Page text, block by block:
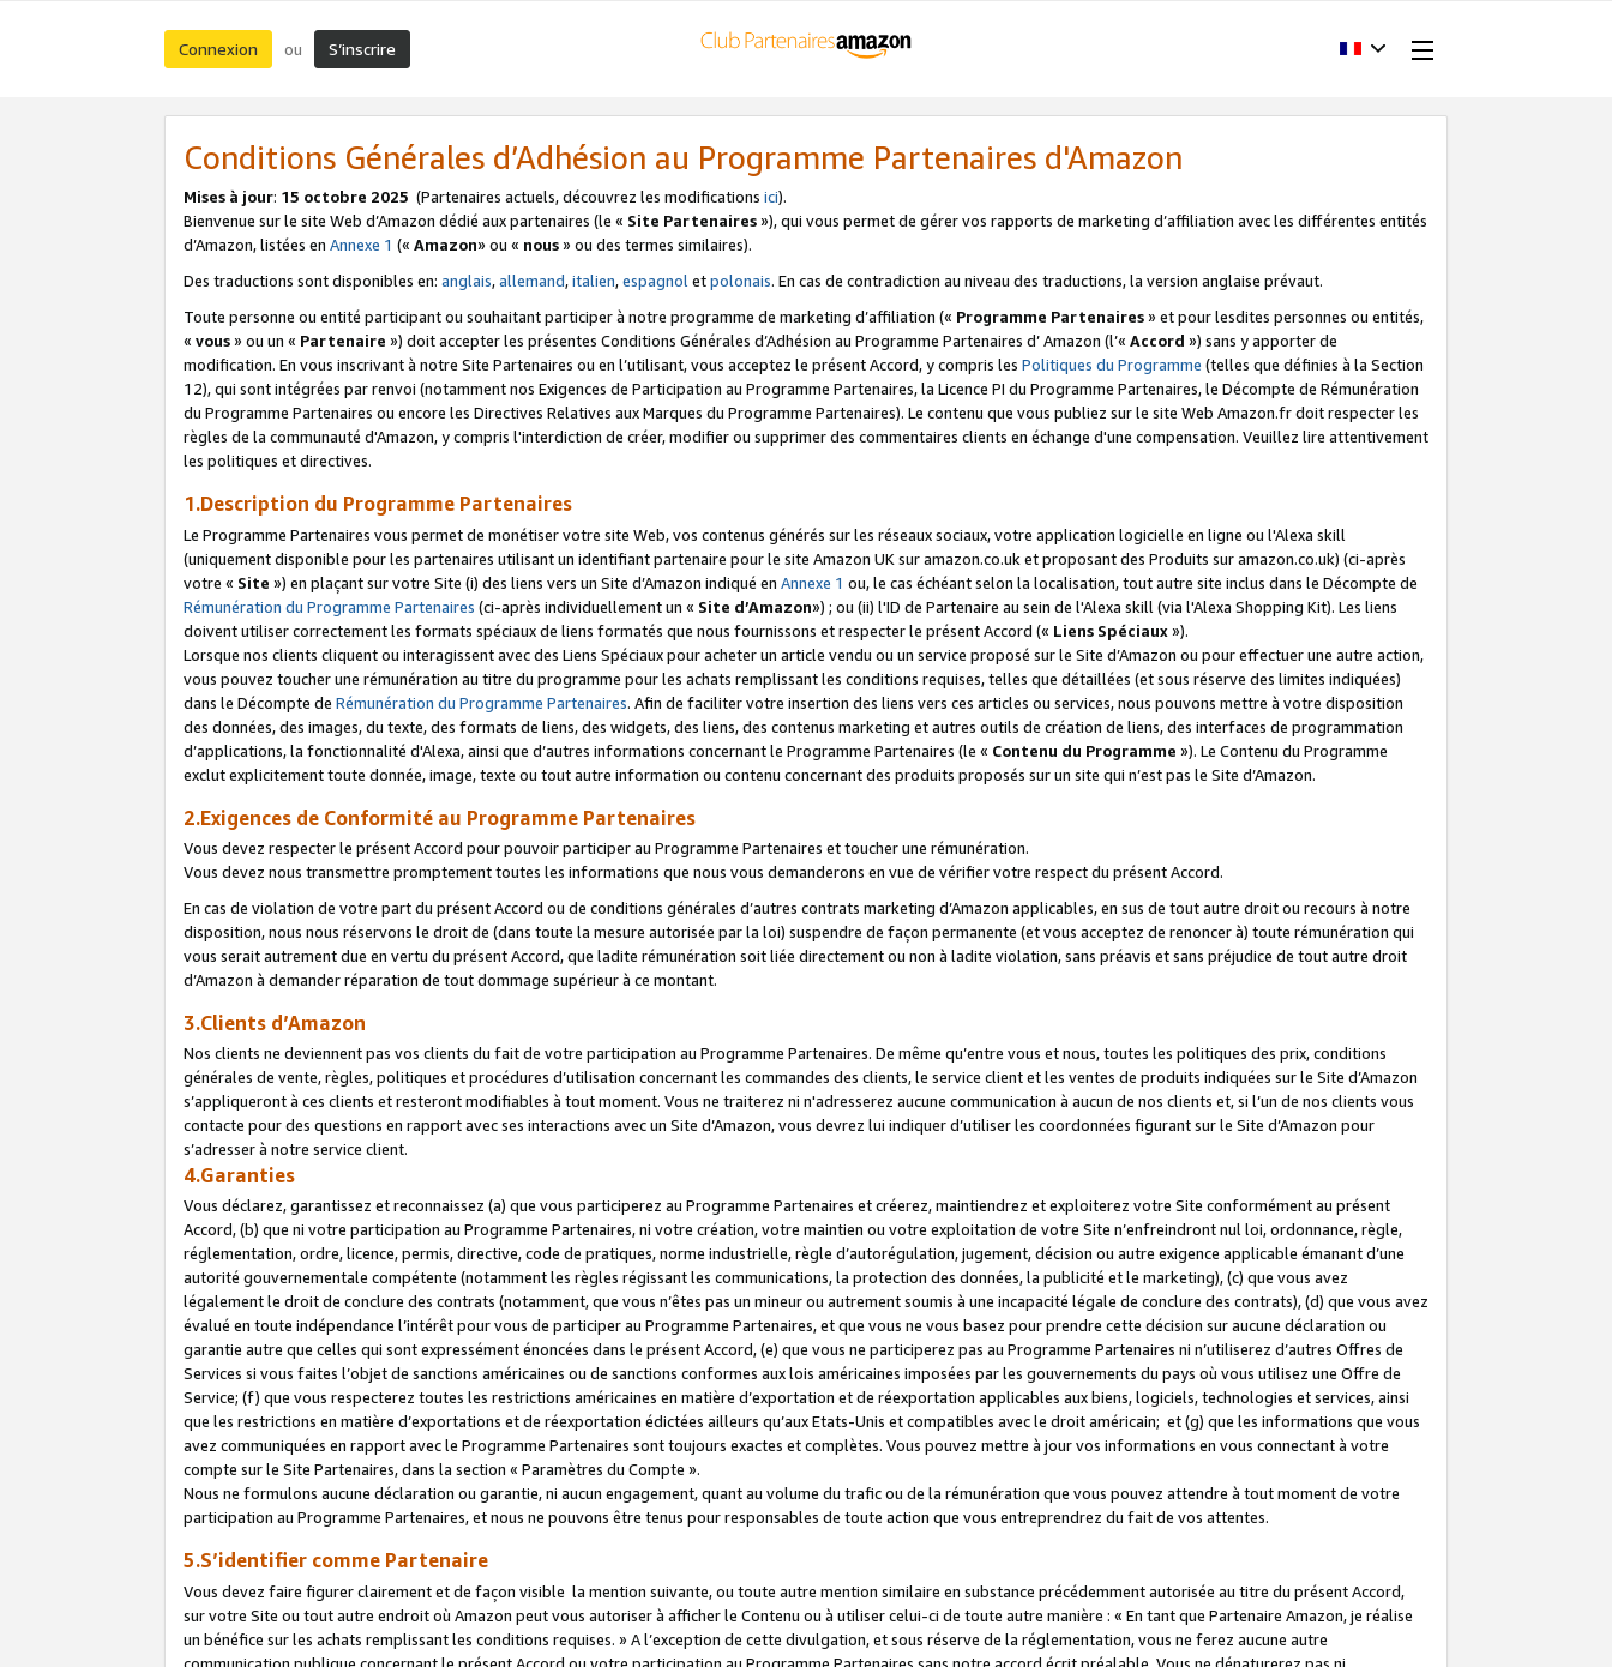
Connexion ou S’inscrire
Conditions Générales d’Adhésion au Programme Partenaires d'Amazon
Mises à jour: 15 octobre 2025 (Partenaires actuels, découvrez les modifications ici).
Bienvenue sur le site Web d’Amazon dédié aux partenaires (le « Site Partenaires»), qui vous permet de gérer vos rapports de marketing d’affiliation avec les différentes entités
d’Amazon, listées en Annexe 1 (« Amazon» ou « nous» ou des termes similaires).
Des traductions sont disponibles en: anglais,allemand,italien,espagnoletpolonais. En cas de contradiction au niveau des traductions, la version anglaise prévaut.
Toute personne ou entité participant ou souhaitant participer à notre programme de marketing d’affiliation (« Programme Partenaires» et pour lesdites personnes ou entités,
« vous» ou un « Partenaire ») doit accepter les présentes Conditions Générales d’Adhésion au Programme Partenaires d’ Amazon (l’« Accord ») sans y apporter de
modification. En vous inscrivant à notre Site Partenaires ou en l’utilisant, vous acceptez le présent Accord, y compris les Politiques du Programme (telles que définies à la Section
12), qui sont intégrées par renvoi (notamment nos Exigences de Participation au Programme Partenaires, la Licence PI du Programme Partenaires, le Décompte de Rémunération
du Programme Partenaires ou encore les Directives Relatives aux Marques du Programme Partenaires). Le contenu que vous publiez sur le site Web Amazon.fr doit respecter les
règles de la communauté d'Amazon, y compris l'interdiction de créer, modifier ou supprimer des commentaires clients en échange d'une compensation. Veuillez lire attentivement
les politiques et directives.
1.Description du Programme Partenaires
Le Programme Partenaires vous permet de monétiser votre site Web, vos contenus générés sur les réseaux sociaux, votre application logicielle en ligne ou l'Alexa skill
(uniquement disponible pour les partenaires utilisant un identifiant partenaire pour le site Amazon UK sur amazon.co.uk et proposant des Produits sur amazon.co.uk) (ci-après
votre « Site ») en plaçant sur votre Site (i) des liens vers un Site d’Amazon indiqué en Annexe 1 ou, le cas échéant selon la localisation, tout autre site inclus dans le Décompte de
Rémunération du Programme Partenaires (ci-après individuellement un « Site d’Amazon») ; ou (ii) l'ID de Partenaire au sein de l'Alexa skill (via l'Alexa Shopping Kit). Les liens
doivent utiliser correctement les formats spéciaux de liens formatés que nous fournissons et respecter le présent Accord (« Liens Spéciaux»).
Lorsque nos clients cliquent ou interagissent avec des Liens Spéciaux pour acheter un article vendu ou un service proposé sur le Site d’Amazon ou pour effectuer une autre action,
vous pouvez toucher une rémunération au titre du programme pour les achats remplissant les conditions requises, telles que détaillées (et sous réserve des limites indiquées)
dans le Décompte de Rémunération du Programme Partenaires. Afin de faciliter votre insertion des liens vers ces articles ou services, nous pouvons mettre à votre disposition
des données, des images, du texte, des formats de liens, des widgets, des liens, des contenus marketing et autres outils de création de liens, des interfaces de programmation
d’applications, la fonctionnalité d'Alexa, ainsi que d’autres informations concernant le Programme Partenaires (le « Contenu du Programme »). Le Contenu du Programme
exclut explicitement toute donnée, image, texte ou tout autre information ou contenu concernant des produits proposés sur un site qui n’est pas le Site d’Amazon.
2.Exigences de Conformité au Programme Partenaires
Vous devez respecter le présent Accord pour pouvoir participer au Programme Partenaires et toucher une rémunération.
Vous devez nous transmettre promptement toutes les informations que nous vous demanderons en vue de vérifier votre respect du présent Accord.
En cas de violation de votre part du présent Accord ou de conditions générales d’autres contrats marketing d’Amazon applicables, en sus de tout autre droit ou recours à notre
disposition, nous nous réservons le droit de (dans toute la mesure autorisée par la loi) suspendre de façon permanente (et vous acceptez de renoncer à) toute rémunération qui
vous serait autrement due en vertu du présent Accord, que ladite rémunération soit liée directement ou non à ladite violation, sans préavis et sans préjudice de tout autre droit
d’Amazon à demander réparation de tout dommage supérieur à ce montant.
3.Clients d’Amazon
Nos clients ne deviennent pas vos clients du fait de votre participation au Programme Partenaires. De même qu’entre vous et nous, toutes les politiques des prix, conditions
générales de vente, règles, politiques et procédures d’utilisation concernant les commandes des clients, le service client et les ventes de produits indiquées sur le Site d’Amazon
s’appliqueront à ces clients et resteront modifiables à tout moment. Vous ne traiterez ni n'adresserez aucune communication à aucun de nos clients et, si l’un de nos clients vous
contacte pour des questions en rapport avec ses interactions avec un Site d’Amazon, vous devrez lui indiquer d’utiliser les coordonnées figurant sur le Site d’Amazon pour
s’adresser à notre service client.
4.Garanties
Vous déclarez, garantissez et reconnaissez (a) que vous participerez au Programme Partenaires et créerez, maintiendrez et exploiterez votre Site conformément au présent
Accord, (b) que ni votre participation au Programme Partenaires, ni votre création, votre maintien ou votre exploitation de votre Site n’enfreindront nul loi, ordonnance, règle,
réglementation, ordre, licence, permis, directive, code de pratiques, norme industrielle, règle d’autorégulation, jugement, décision ou autre exigence applicable émanant d’une
autorité gouvernementale compétente (notamment les règles régissant les communications, la protection des données, la publicité et le marketing), (c) que vous avez
légalement le droit de conclure des contrats (notamment, que vous n’êtes pas un mineur ou autrement soumis à une incapacité légale de conclure des contrats), (d) que vous avez
évalué en toute indépendance l’intérêt pour vous de participer au Programme Partenaires, et que vous ne vous basez pour prendre cette décision sur aucune déclaration ou
garantie autre que celles qui sont expressément énoncées dans le présent Accord, (e) que vous ne participerez pas au Programme Partenaires ni n’utiliserez d’autres Offres de
Services si vous faites l’objet de sanctions américaines ou de sanctions conformes aux lois américaines imposées par les gouvernements du pays où vous utilisez une Offre de
Service; (f) que vous respecterez toutes les restrictions américaines en matière d’exportation et de réexportation applicables aux biens, logiciels, technologies et services, ainsi
que les restrictions en matière d’exportations et de réexportation édictées ailleurs qu’aux Etats-Unis et compatibles avec le droit américain; et (g) que les informations que vous
avez communiquées en rapport avec le Programme Partenaires sont toujours exactes et complètes. Vous pouvez mettre à jour vos informations en vous connectant à votre
compte sur le Site Partenaires, dans la section « Paramètres du Compte ».
Nous ne formulons aucune déclaration ou garantie, ni aucun engagement, quant au volume du trafic ou de la rémunération que vous pouvez attendre à tout moment de votre
participation au Programme Partenaires, et nous ne pouvons être tenus pour responsables de toute action que vous entreprendrez du fait de vos attentes.
5.S’identifier comme Partenaire
Vous devez faire figurer clairement et de façon visible la mention suivante, ou toute autre mention similaire en substance précédemment autorisée au titre du présent Accord,
sur votre Site ou tout autre endroit où Amazon peut vous autoriser à afficher le Contenu ou à utiliser celui-ci de toute autre manière : « En tant que Partenaire Amazon, je réalise
un bénéfice sur les achats remplissant les conditions requises. » A l’exception de cette divulgation, et sous réserve de la réglementation, vous ne ferez aucune autre
communication publique concernant le présent Accord ou votre participation au Programme Partenaires sans notre accord écrit préalable. Vous ne dénaturerez pas ni